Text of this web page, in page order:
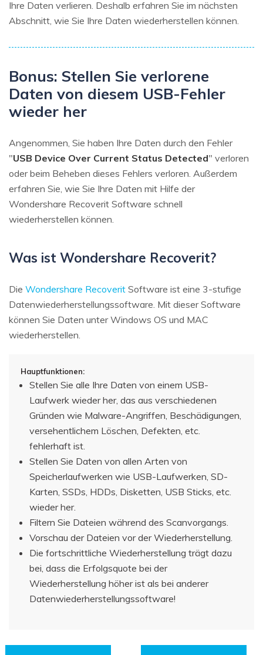
Ihre Daten verlieren. Deshalb erfahren Sie im nächsten
Abschnitt, wie Sie Ihre Daten wiederherstellen können.
Bonus: Stellen Sie verlorene
Daten von diesem USB-Fehler
wieder her
Angenommen, Sie haben Ihre Daten durch den Fehler
"USB Device Over Current Status Detected" verloren
oder beim Beheben dieses Fehlers verloren. Außerdem
erfahren Sie, wie Sie Ihre Daten mit Hilfe der
Wondershare Recoverit Software schnell
wiederherstellen können.
Was ist Wondershare Recoverit?
Die Wondershare Recoverit Software ist eine 3-stufige
Datenwiederherstellungssoftware. Mit dieser Software
können Sie Daten unter Windows OS und MAC
wiederherstellen.
Hauptfunktionen:
Stellen Sie alle Ihre Daten von einem USB-
Laufwerk wieder her, das aus verschiedenen
Gründen wie Malware-Angriffen, Beschädigungen,
versehentlichem Löschen, Defekten, etc.
fehlerhaft ist.
Stellen Sie Daten von allen Arten von
Speicherlaufwerken wie USB-Laufwerken, SD-
Karten, SSDs, HDDs, Disketten, USB Sticks, etc.
wieder her.
Filtern Sie Dateien während des Scanvorgangs.
Vorschau der Dateien vor der Wiederherstellung.
Die fortschrittliche Wiederherstellung trägt dazu
bei, dass die Erfolgsquote bei der
Wiederherstellung höher ist als bei anderer
Datenwiederherstellungssoftware!